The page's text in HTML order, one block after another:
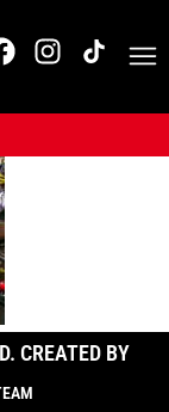
CREATED BY